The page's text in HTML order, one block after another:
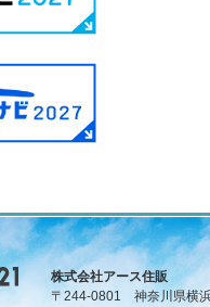
株式会社アース住販
〒244-0801 神奈川県横